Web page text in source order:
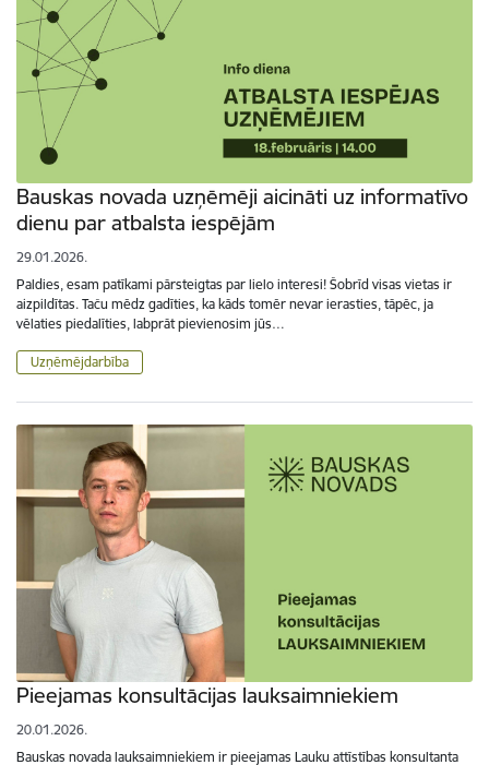
Bauskas novada uzņēmēji aicināti uz informatīvo
dienu par atbalsta iespējām
29.01.2026.
Paldies, esam patīkami pārsteigtas par lielo interesi! Šobrīd visas vietas ir
aizpildītas. Taču mēdz gadīties, ka kāds tomēr nevar ierasties, tāpēc, ja
vēlaties piedalīties, labprāt pievienosim jūs…
Uzņēmējdarbība
Pieejamas konsultācijas lauksaimniekiem
20.01.2026.
Bauskas novada lauksaimniekiem ir pieejamas Lauku attīstības konsultanta